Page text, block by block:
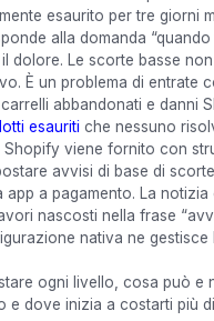
esaurito per tre giorni
alla domanda “quando
dolore. Le scorte basse
È un problema di entrate
abbandonati e danni
esauriti che nessuno
Shopify viene fornito con
avvisi di base di
app a pagamento. La notizia
nascosti nella frase
nativa ne gestisce
ogni livello, cosa può e
e dove inizia a costarti più